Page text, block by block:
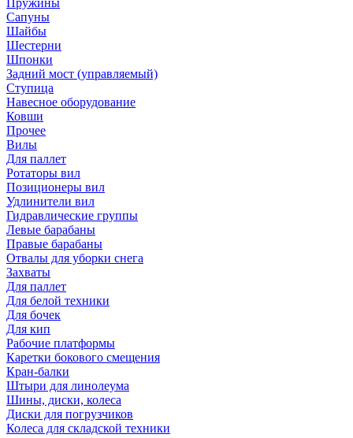
Пружины
Сапуны
Шайбы
Шестерни
Шпонки
Задний мост (управляемый)
Ступица
Навесное оборудование
Ковши
Прочее
Вилы
Для паллет
Ротаторы вил
Позиционеры вил
Удлинители вил
Гидравлические группы
Левые барабаны
Правые барабаны
Отвалы для уборки снега
Захваты
Для паллет
Для белой техники
Для бочек
Для кип
Рабочие платформы
Каретки бокового смещения
Кран-балки
Штыри для линолеума
Шины, диски, колеса
Диски для погрузчиков
Колеса для складской техники